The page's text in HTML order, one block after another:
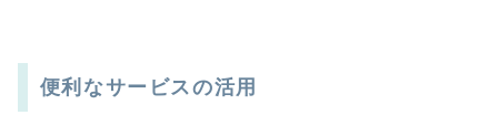
便利なサービスの活用